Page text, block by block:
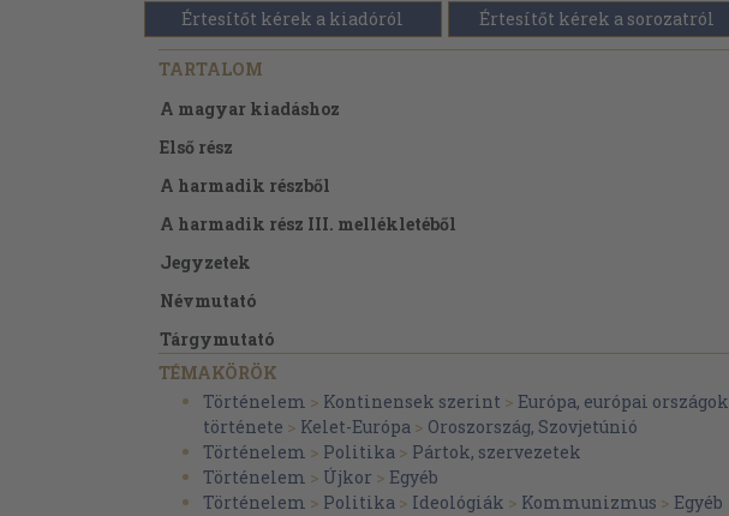
Értesítőt kérek a kiadóról Értesítőt kérek a sorozatról
TARTALOM
A magyar kiadáshoz
Első rész
A harmadik részből
A harmadik rész III. mellékletéből
Jegyzetek
Névmutató
Tárgymutató
TÉMAKÖRÖK
Történelem > Kontinensek szerint > Európa, európai országok
története > Kelet-Európa > Oroszország, Szovjetúnió
Történelem > Politika > Pártok, szervezetek
Történelem > Újkor > Egyéb
Történelem > Politika > Ideológiák > Kommunizmus > Egyéb